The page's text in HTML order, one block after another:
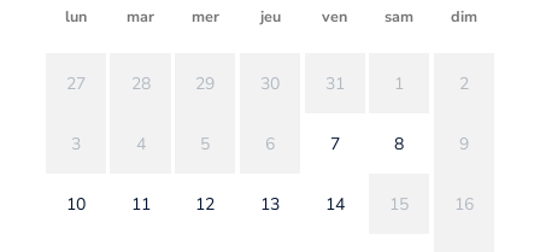
lun mar mer jeu ven sam dim
27 28 29 30 31 1 2
3 4 5 6 7 8 9
10 11 12 13 14 15 16